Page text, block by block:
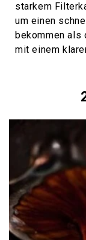
starkem
um einen
bekommen als
mit einem